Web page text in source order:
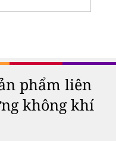
phẩm liên
không khí